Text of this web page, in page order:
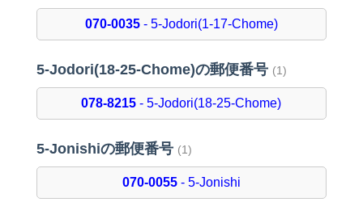
070-0035- 5-Jodori(1-17-Chome)
5-Jodori(18-25-Chome)の郵便番号 (1)
078-8215 - 5-Jodori(18-25-Chome)
5-Jonishiの郵便番号 (1)
070-0055- 5-Jonishi